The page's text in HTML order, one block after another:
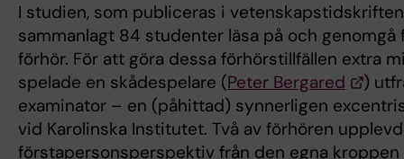
I studien, som publiceras i vetenskapstidskriften
sammanlagt 84 studenter läsa på och genomgå
förhör. För att göra dessa förhörstillfällen extra
spelade en skådespelare (Peter Bergared
)
examinator – en (påhittad) synnerligen
vid Karolinska Institutet. Två av förhören
förstapersonsperspektiv från den egna